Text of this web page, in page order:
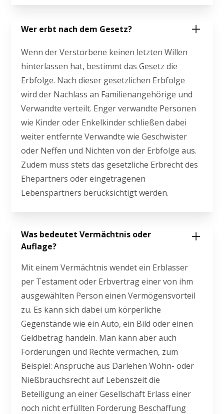
Wer erbt nach dem Gesetz?
Wenn der Verstorbene keinen letzten Willen
hinterlassen hat, bestimmt das Gesetz die
Erbfolge. Nach dieser gesetzlichen Erbfolge
wird der Nachlass an Familienangehörige und
Verwandte verteilt. Enger verwandte Personen
wie Kinder oder Enkelkinder schließen dabei
weiter entfernte Verwandte wie Geschwister
oder Neffen und Nichten von der Erbfolge aus.
Zudem muss stets das gesetzliche Erbrecht des
Ehepartners oder eingetragenen
Lebenspartners berücksichtigt werden.
Was bedeutet Vermächtnis oder
Auflage?
Mit einem Vermächtnis wendet ein Erblasser
per Testament oder Erbvertrag einer von ihm
ausgewählten Person einen Vermögensvorteil
zu. Es kann sich dabei um körperliche
Gegenstände wie ein Auto, ein Bild oder einen
Geldbetrag handeln. Man kann aber auch
Forderungen und Rechte vermachen, zum
Beispiel: Ansprüche aus Darlehen Wohn- oder
Nießbrauchsrecht auf Lebenszeit die
Beteiligung an einer Gesellschaft Erlass einer
noch nicht erfüllten Forderung Beschaffung